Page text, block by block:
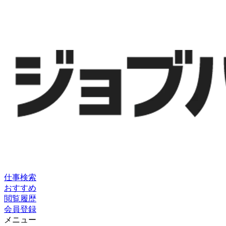
仕事検索
おすすめ
閲覧履歴
会員登録
メニュー